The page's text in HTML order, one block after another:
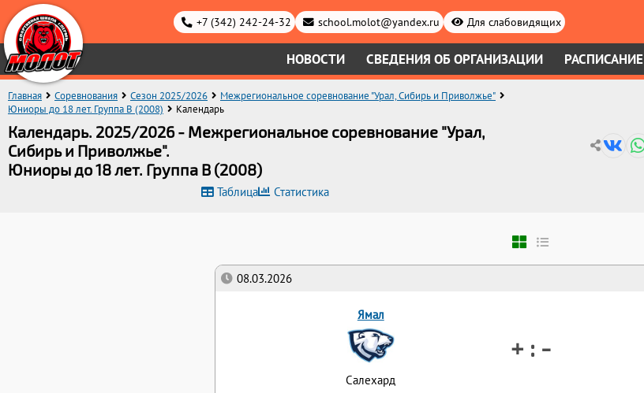
+7 (342) 242-24-32 school.molot@yandex.ru Для слабовидящих
НОВОСТИ СВЕДЕНИЯ ОБ ОРГАНИЗАЦИИ РАСПИСАНИЕ
Главная Соревнования Сезон 2025/2026
Межрегиональное соревнование "Урал, Сибирь и Приволжье"
Юниоры до 18 лет. Группа B (2008)
Календарь
Календарь. 2025/2026 - Межрегиональное соревнование "Урал,
Сибирь и Приволжье".
Юниоры до 18 лет. Группа B (2008)
Таблица Статистика
08.03.2026
Ямал
Салехард
+ : -